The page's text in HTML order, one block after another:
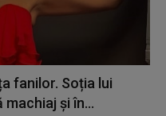
fanilor. Soția lui
și în...